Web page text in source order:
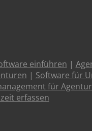
einführen |
| Software für
für
erfassen